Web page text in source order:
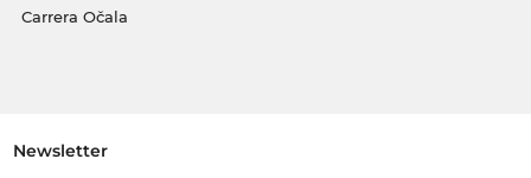
Carrera Očala
Newsletter